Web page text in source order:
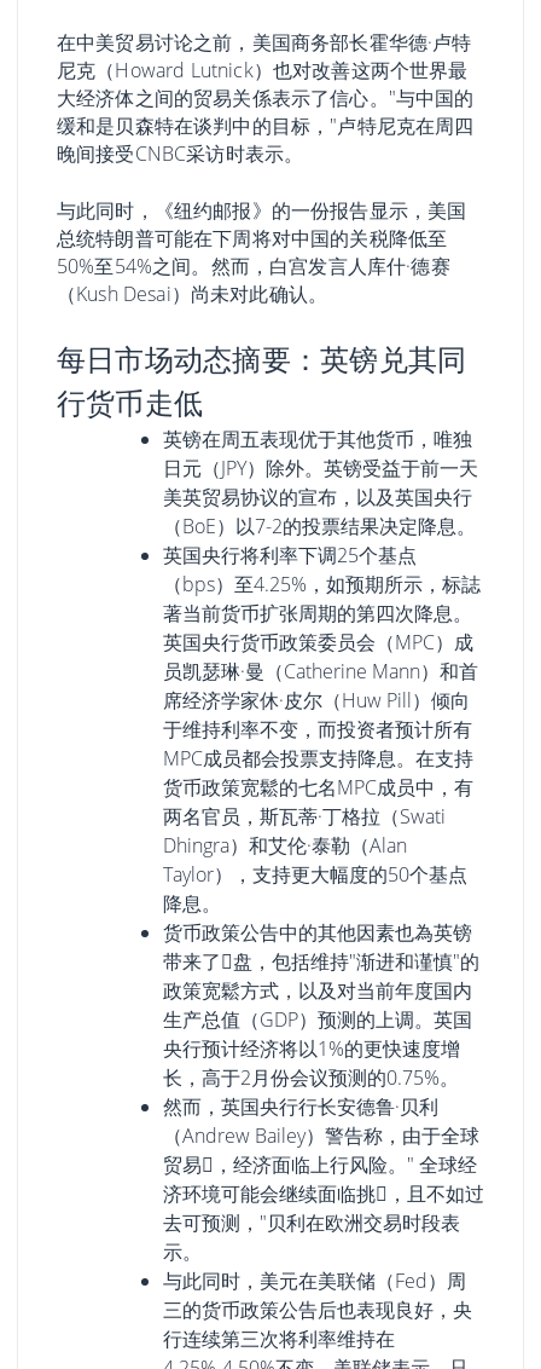
在中美贸易讨论之前，美国商务部长霍华德·卢特
尼克（Howard Lutnick）也对改善这两个世界最
大经济体之间的贸易关係表示了信心。"与中国的
缓和是贝森特在谈判中的目标，"卢特尼克在周四
晚间接受CNBC采访时表示。
与此同时，《纽约邮报》的一份报告显示，美国
总统特朗普可能在下周将对中国的关税降低至
50%至54%之间。然而，白宫发言人库什·德赛
（Kush Desai）尚未对此确认。
每日市场动态摘要：英镑兑其同
行货币走低
英镑在周五表现优于其他货币，唯独
日元（JPY）除外。英镑受益于前一天
美英贸易协议的宣布，以及英国央行
（BoE）以7-2的投票结果决定降息。
英国央行将利率下调25个基点
（bps）至4.25%，如预期所示，标誌
著当前货币扩张周期的第四次降息。
英国央行货币政策委员会（MPC）成
员凯瑟琳·曼（Catherine Mann）和首
席经济学家休·皮尔（Huw Pill）倾向
于维持利率不变，而投资者预计所有
MPC成员都会投票支持降息。在支持
货币政策宽鬆的七名MPC成员中，有
两名官员，斯瓦蒂·丁格拉（Swati
Dhingra）和艾伦·泰勒（Alan
Taylor），支持更大幅度的50个基点
降息。
货币政策公告中的其他因素也為英镑
带来了𧹒盘，包括维持"渐进和谨慎"的
政策宽鬆方式，以及对当前年度国内
生产总值（GDP）预测的上调。英国
央行预计经济将以1%的更快速度增
长，高于2月份会议预测的0.75%。
然而，英国央行行长安德鲁·贝利
（Andrew Bailey）警告称，由于全球
贸易𢧐，经济面临上行风险。" 全球经
济环境可能会继续面临挑𢧐，且不如过
去可预测，"贝利在欧洲交易时段表
示。
与此同时，美元在美联储（Fed）周
三的货币政策公告后也表现良好，央
行连续第三次将利率维持在